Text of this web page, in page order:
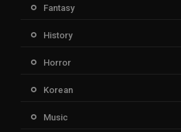
Fantasy
History
Horror
Korean
Music